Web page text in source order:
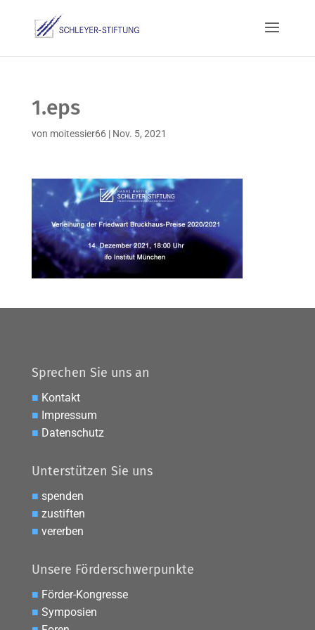
1.eps
von moitessier66| Nov. 5, 2021
Sprechen Sie uns an
■ Kontakt
■ Impressum
■ Datenschutz
Unterstützen Sie uns
■ spenden
■ zustiften
■ vererben
Unsere Förderschwerpunkte
■ Förder-Kongresse
■ Symposien